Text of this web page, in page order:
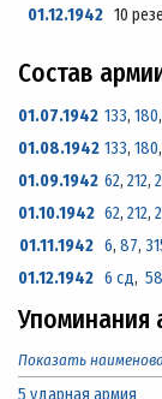
01.12.1942 10
Состав
01.07.1942 133,180
01.08.1942 133,180
01.09.1942 62,212,
01.10.1942 62,212,
01.11.1942 6,87,
01.12.1942 6 сд,
Упоминания
Показать
5 ударная армия